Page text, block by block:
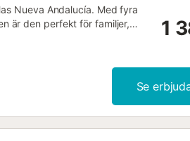
Nueva Andalucía. Med fyra
är den perfekt för familjer,
på Costa del Sol.
att boka hos oss godkänner
granskar all information
1
Se